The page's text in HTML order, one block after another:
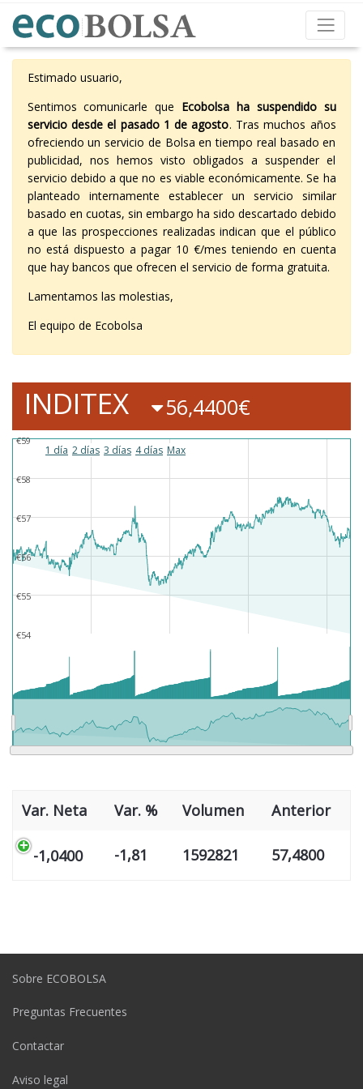
Estimado usuario,
Sentimos comunicarle que Ecobolsa ha suspendido su
servicio desde el pasado 1 de agosto. Tras muchos años
ofreciendo un servicio de Bolsa en tiempo real basado en
publicidad, nos hemos visto obligados a suspender el
servicio debido a que no es viable económicamente. Se ha
planteado internamente establecer un servicio similar
basado en cuotas, sin embargo ha sido descartado debido
a que las prospecciones realizadas indican que el público
no está dispuesto a pagar 10 €/mes teniendo en cuenta
que hay bancos que ofrecen el servicio de forma gratuita.
Lamentamos las molestias,
El equipo de Ecobolsa
INDITEX 56,4400€
1 día 2 días 3 días 4 días Max
€54
€55
€56
€57
€58
€59
Var. Neta Var. % Volumen Anterior
-1,0400 -1,81 1592821 57,4800
Sobre ECOBOLSA
Preguntas Frecuentes
Contactar
Aviso legal